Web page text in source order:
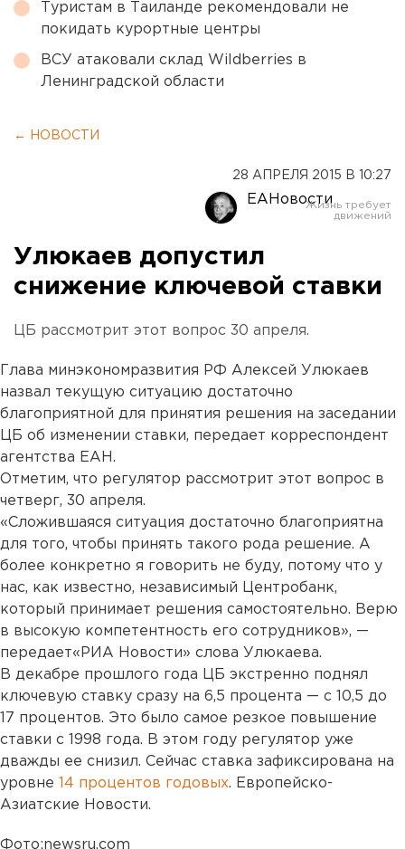
Туристам в Таиланде рекомендовали не
покидать курортные центры
ВСУ атаковали склад Wildberries в
Ленинградской области
← НОВОСТИ
28 АПРЕЛЯ 2015 В 10:27
ЕАНовости
Улюкаев допустил
снижение ключевой ставки
ЦБ рассмотрит этот вопрос 30 апреля.
Глава минэкономразвития РФ Алексей Улюкаев
назвал текущую ситуацию достаточно
благоприятной для принятия решения на заседании
ЦБ об изменении ставки, передает корреспондент
агентства ЕАН.
Отметим, что регулятор рассмотрит этот вопрос в
четверг, 30 апреля.
«Сложившаяся ситуация достаточно благоприятна
для того, чтобы принять такого рода решение. А
более конкретно я говорить не буду, потому что у
нас, как известно, независимый Центробанк,
который принимает решения самостоятельно. Верю
в высокую компетентность его сотрудников», —
передает«РИА Новости» слова Улюкаева.
В декабре прошлого года ЦБ экстренно поднял
ключевую ставку сразу на 6,5 процента — с 10,5 до
17 процентов. Это было самое резкое повышение
ставки с 1998 года. В этом году регулятор уже
дважды ее снизил. Сейчас ставка зафиксирована на
уровне
14 процентов годовых. Европейско-
Азиатские Новости.
Фото:newsru.com